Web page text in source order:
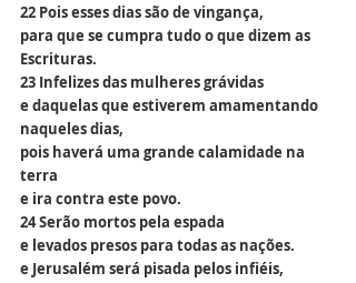
22 Pois esses dias são de vingança,
para que se cumpra tudo o que dizem as
Escrituras.
23 Infelizes das mulheres grávidas
e daquelas que estiverem amamentando
naqueles dias,
pois haverá uma grande calamidade na
terra
e ira contra este povo.
24 Serão mortos pela espada
e levados presos para todas as nações.
e Jerusalém será pisada pelos infiéis,